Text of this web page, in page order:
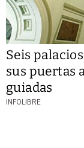
Seis
sus puertas
guiadas
INFOLIBRE